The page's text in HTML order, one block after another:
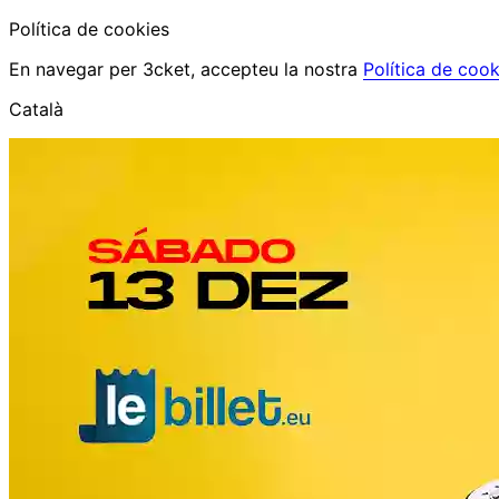
Política de cookies
En navegar per 3cket, accepteu la nostra Política de
Català